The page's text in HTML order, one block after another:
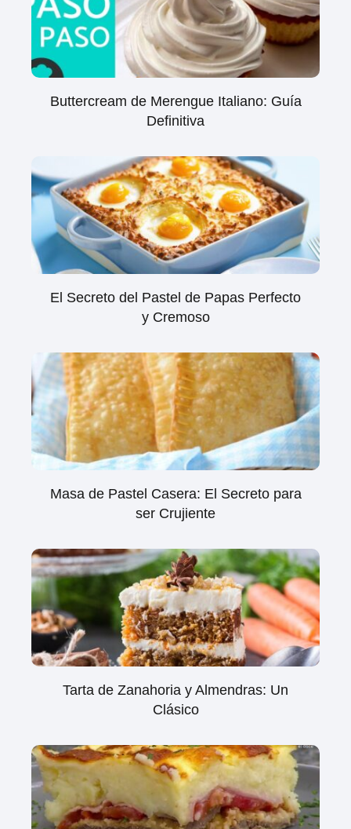
Buttercream de Merengue Italiano: Guía
Definitiva
El Secreto del Pastel de Papas Perfecto
y Cremoso
Masa de Pastel Casera: El Secreto para
ser Crujiente
Tarta de Zanahoria y Almendras: Un
Clásico